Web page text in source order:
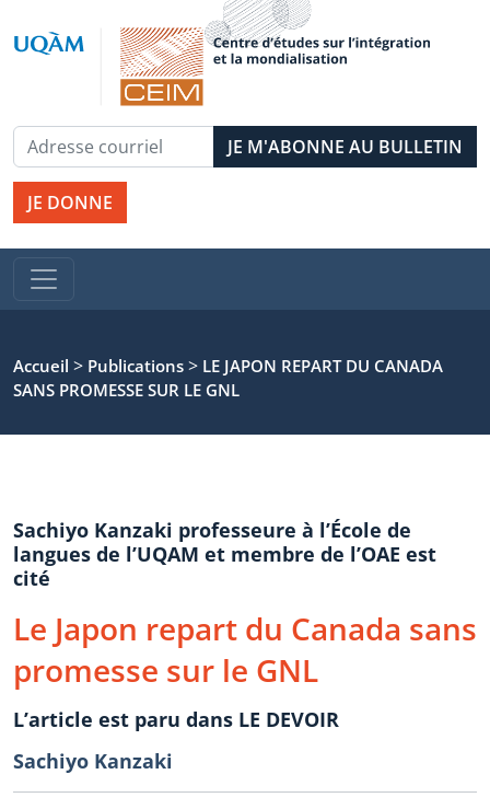
JE DONNE
Accueil > Publications > LE JAPON REPART DU CANADA
SANS PROMESSE SUR LE GNL
Sachiyo Kanzaki professeure à l’École de
langues de l’UQAM et membre de l’OAE est
cité
Le Japon repart du Canada sans
promesse sur le GNL
L’article est paru dans LE DEVOIR
Sachiyo Kanzaki